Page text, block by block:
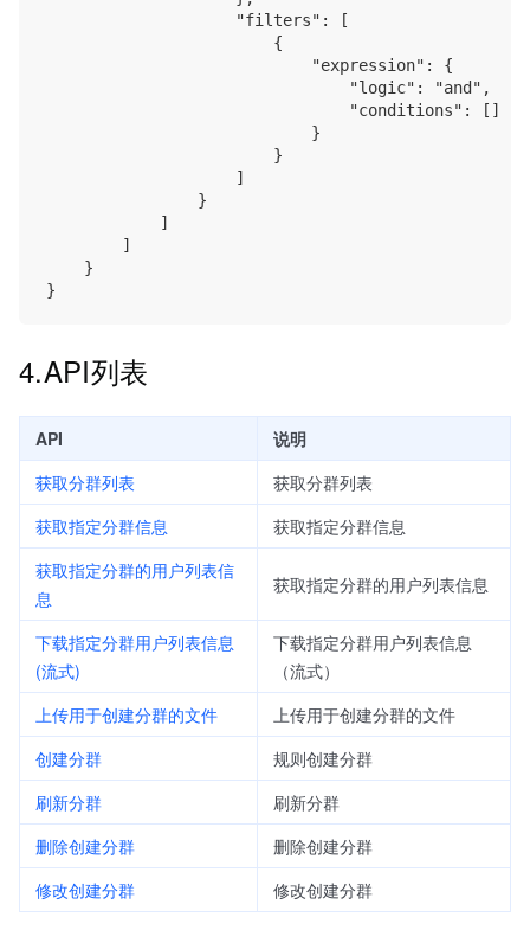
                    "filters": [
                        {
                            "expression": {
                                "logic": "and",
                                "conditions": []
                            }
                        }
                    ]
                }
            ]
        ]
    }
4.API列表
API
说明
获取分群列表
获取分群列表
获取指定分群信息
获取指定分群信息
获取指定分群的用户列表信
息
获取指定分群的用户列表信息
下载指定分群用户列表信息
(流式)
下载指定分群用户列表信息
（流式）
上传用于创建分群的文件
上传用于创建分群的文件
创建分群
规则创建分群
刷新分群
刷新分群
删除创建分群
删除创建分群
修改创建分群
修改创建分群